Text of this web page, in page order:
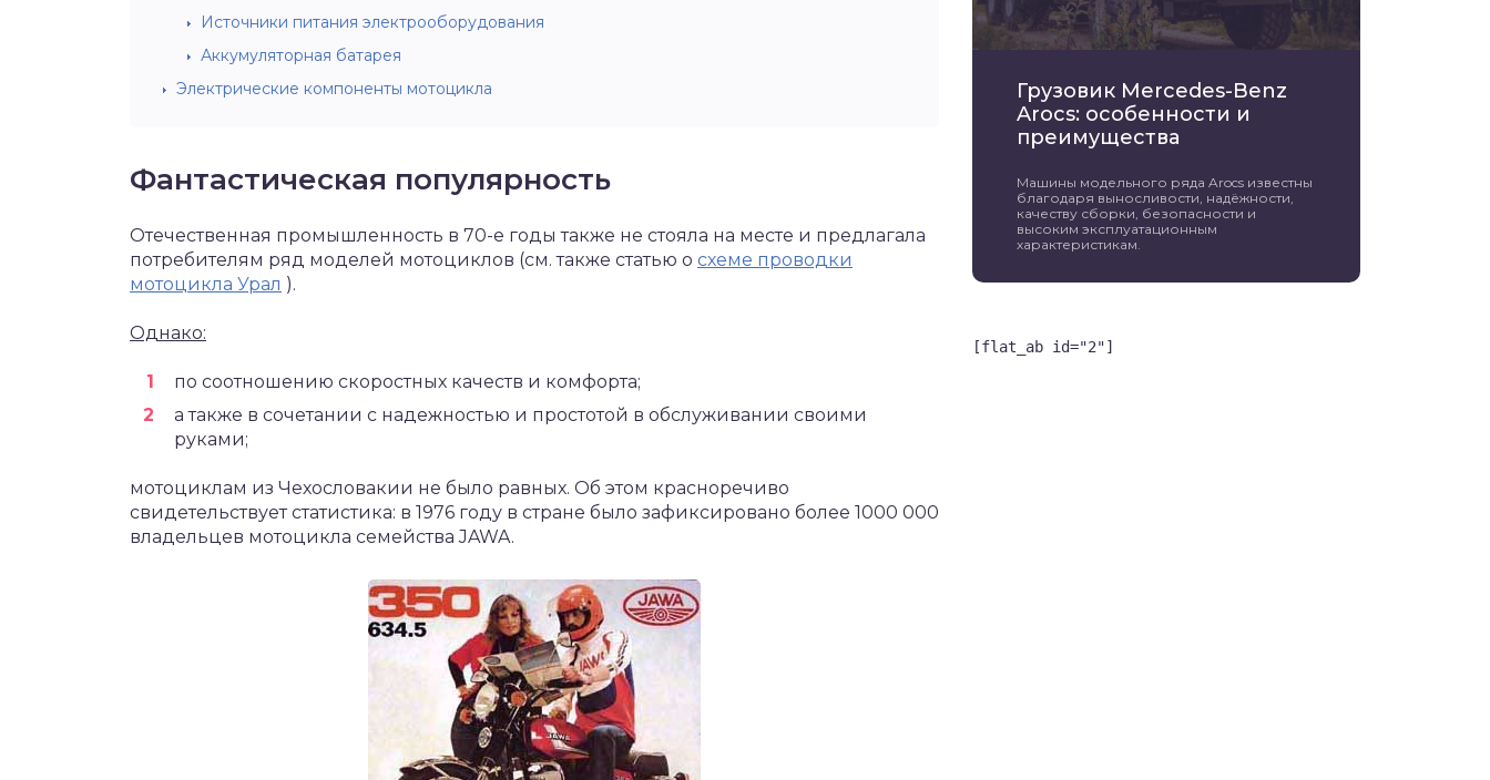
Источники питания электрооборудования
Аккумуляторная батарея
Электрические компоненты мотоцикла
Фантастическая популярность
Отечественная промышленность в 70-е годы также не стояла на месте и предлагала
потребителям ряд моделей мотоциклов (см. также статью о схеме проводки
мотоцикла Урал ).
Однако:
по соотношению скоростных качеств и комфорта;
а также в сочетании с надежностью и простотой в обслуживании своими
руками;
мотоциклам из Чехословакии не было равных. Об этом красноречиво
свидетельствует статистика: в 1976 году в стране было зафиксировано более 1000 000
владельцев мотоцикла семейства JAWA.
Грузовик Mercedes-Benz
Arocs: особенности и
преимущества
Машины модельного ряда Arocs известны
благодаря выносливости, надёжности,
качеству сборки, безопасности и
высоким эксплуатационным
характеристикам.
[flat_ab id="2"]